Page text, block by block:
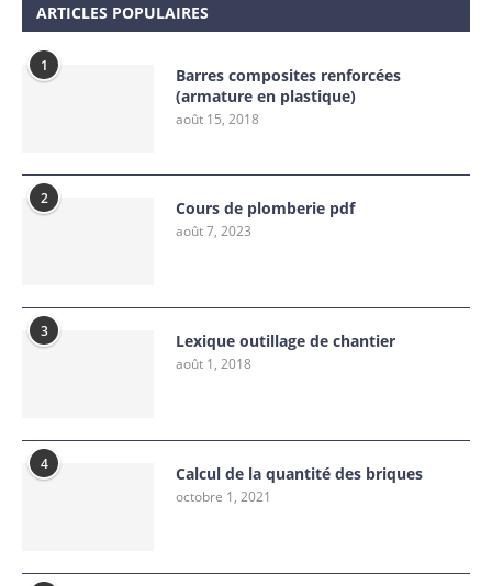
ARTICLES POPULAIRES
1
Barres composites renforcées
(armature en plastique)
août 15, 2018
2 Cours de plomberie pdf
août 7, 2023
3 Lexique outillage de chantier
août 1, 2018
4 Calcul de la quantité des briques
octobre 1, 2021